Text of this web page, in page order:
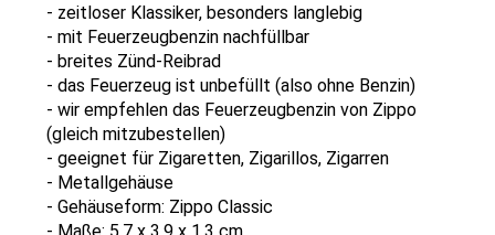
- zeitloser Klassiker, besonders langlebig
- mit Feuerzeugbenzin nachfüllbar
- breites Zünd-Reibrad
- das Feuerzeug ist unbefüllt (also ohne Benzin)
- wir empfehlen das Feuerzeugbenzin von Zippo
(gleich mitzubestellen)
- geeignet für Zigaretten, Zigarillos, Zigarren
- Metallgehäuse
- Gehäuseform: Zippo Classic